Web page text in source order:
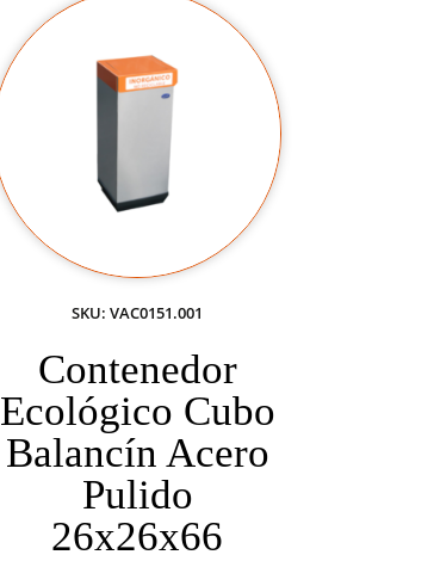
SKU: VAC0151.001
Contenedor
Ecológico Cubo
Balancín Acero
Pulido
26x26x66